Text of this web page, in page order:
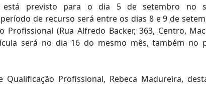
está previsto para o dia 5 de setembro no
de recurso será entre os dias 8 e 9 de
Profissional (Rua Alfredo Backer, 363, Centro,
será no dia 16 do mesmo mês, também no
Qualificação Profissional, Rebeca Madureira,